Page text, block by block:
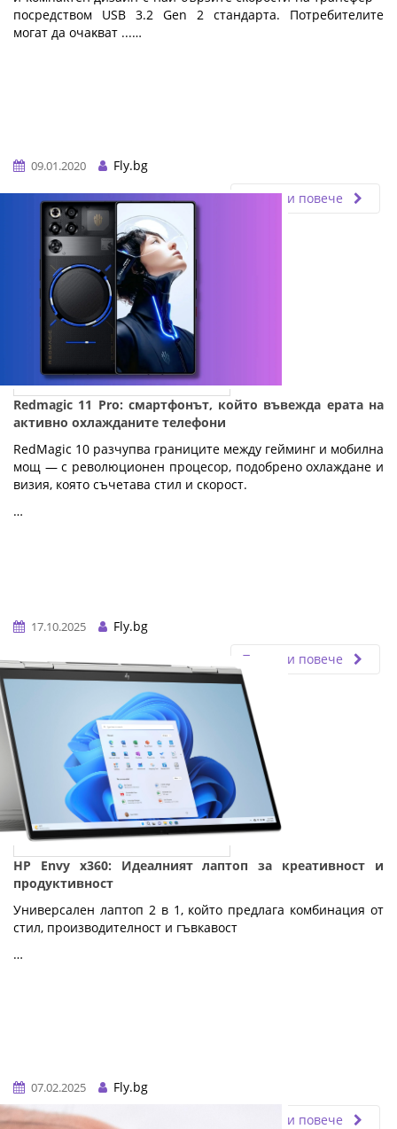
пocpeдcтвoм UЅВ 3.2 Gеn 2 cтaндapтa. Πoтpeбитeлитe
мoгaт дa oчaĸвaт ...…
09.01.2020
Fly.bg
Прочети повече
Redmagic 11 Pro: смартфонът, който въвежда ерата на
активно охлажданите телефони
RedMagic 10 разчупва границите между гейминг и мобилна
мощ — с революционен процесор, подобрено охлаждане и
визия, която съчетава стил и скорост.
…
17.10.2025
Fly.bg
Прочети повече
HP Envy x360: Идеалният лаптоп за креативност и
продуктивност
Универсален лаптоп 2 в 1, който предлага комбинация от
стил, производителност и гъвкавост
…
07.02.2025
Fly.bg
Прочети повече